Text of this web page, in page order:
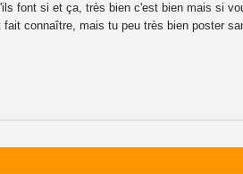
font si et ça, très bien c'est bien mais si
connaître, mais tu peu très bien poster